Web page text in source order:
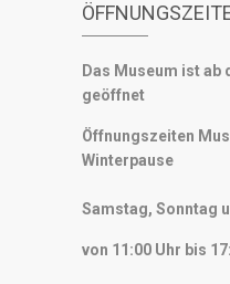
Das Museum ist ab
geöffnet
Öffnungszeiten
Winterpause
Samstag, Sonntag
von 11:00 Uhr bis